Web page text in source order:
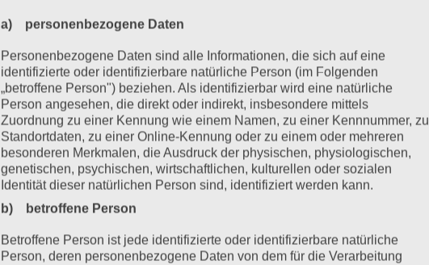
a) personenbezogene Daten
Personenbezogene Daten sind alle Informationen, die sich auf eine
identifizierte oder identifizierbare natürliche Person (im Folgenden
„betroffene Person") beziehen. Als identifizierbar wird eine natürliche
Person angesehen, die direkt oder indirekt, insbesondere mittels
Zuordnung zu einer Kennung wie einem Namen, zu einer Kennnummer, zu
Standortdaten, zu einer Online-Kennung oder zu einem oder mehreren
besonderen Merkmalen, die Ausdruck der physischen, physiologischen,
genetischen, psychischen, wirtschaftlichen, kulturellen oder sozialen
Identität dieser natürlichen Person sind, identifiziert werden kann.
b) betroffene Person
Betroffene Person ist jede identifizierte oder identifizierbare natürliche
Person, deren personenbezogene Daten von dem für die Verarbeitung